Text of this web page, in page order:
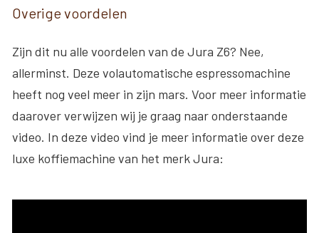
Overige voordelen
Zijn dit nu alle voordelen van de Jura Z6? Nee,
allerminst. Deze volautomatische espressomachine
heeft nog veel meer in zijn mars. Voor meer informatie
daarover verwijzen wij je graag naar onderstaande
video. In deze video vind je meer informatie over deze
luxe koffiemachine van het merk Jura: